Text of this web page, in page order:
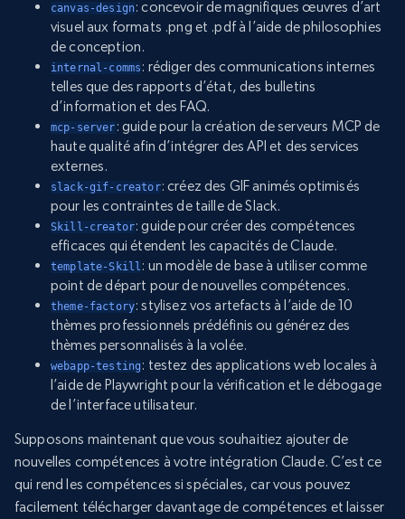
canvas-design: concevoir de magnifiques œuvres d’art
visuel aux formats .png et .pdf à l’aide de philosophies
de conception.
internal-comms : rédiger des communications internes
telles que des rapports d’état, des bulletins
d’information et des FAQ.
mcp-server : guide pour la création de serveurs MCP de
haute qualité afin d’intégrer des API et des services
externes.
slack-gif-creator: créez des GIF animés optimisés
pour les contraintes de taille de Slack.
Skill-creator: guide pour créer des compétences
efficaces qui étendent les capacités de Claude.
template-Skill : un modèle de base à utiliser comme
point de départ pour de nouvelles compétences.
theme-factory: stylisez vos artefacts à l’aide de 10
thèmes professionnels prédéfinis ou générez des
thèmes personnalisés à la volée.
webapp-testing : testez des applications web locales à
l’aide de Playwright pour la vérification et le débogage
de l’interface utilisateur.
Supposons maintenant que vous souhaitiez ajouter de
nouvelles compétences à votre intégration Claude. C’est ce
qui rend les compétences si spéciales, car vous pouvez
facilement télécharger davantage de compétences et laisser